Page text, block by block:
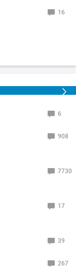
16
6
908
7730
17
39
267